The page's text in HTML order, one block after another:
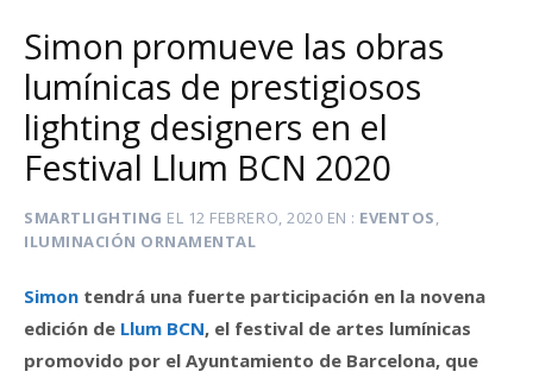
Simon promueve las obras
lumínicas de prestigiosos
lighting designers en el
Festival Llum BCN 2020
SMARTLIGHTING EL 12 FEBRERO, 2020 EN EVENTOS,
ILUMINACIÓN ORNAMENTAL
Simon tendrá una fuerte participación en la novena
edición de Llum BCN, el festival de artes lumínicas
promovido por el Ayuntamiento de Barcelona, que